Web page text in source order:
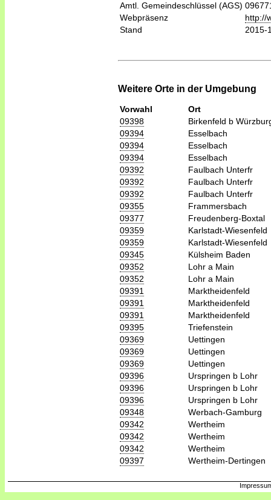
Amtl. Gemeindeschlüssel (AGS)
Webpräsenz
http://
Stand
2015-
Weitere Orte in der Umgebung
Vorwahl
Ort
09398
Birkenfeld b
09394
Esselbach
09394
Esselbach
09394
Esselbach
09392
Faulbach Unterfr
09392
Faulbach Unterfr
09392
Faulbach Unterfr
09355
Frammersbach
09377
Freudenberg-Boxtal
09359
Karlstadt-Wiesenfeld
09359
Karlstadt-Wiesenfeld
09345
Külsheim Baden
09352
Lohr a Main
09352
Lohr a Main
09391
Marktheidenfeld
09391
Marktheidenfeld
09391
Marktheidenfeld
09395
Triefenstein
09369
Uettingen
09369
Uettingen
09369
Uettingen
09396
Urspringen b Lohr
09396
Urspringen b Lohr
09396
Urspringen b Lohr
09348
Werbach-Gamburg
09342
Wertheim
09342
Wertheim
09342
Wertheim
09397
Wertheim-Dertingen